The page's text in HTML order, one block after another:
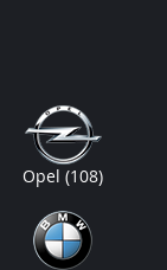
Opel(108)